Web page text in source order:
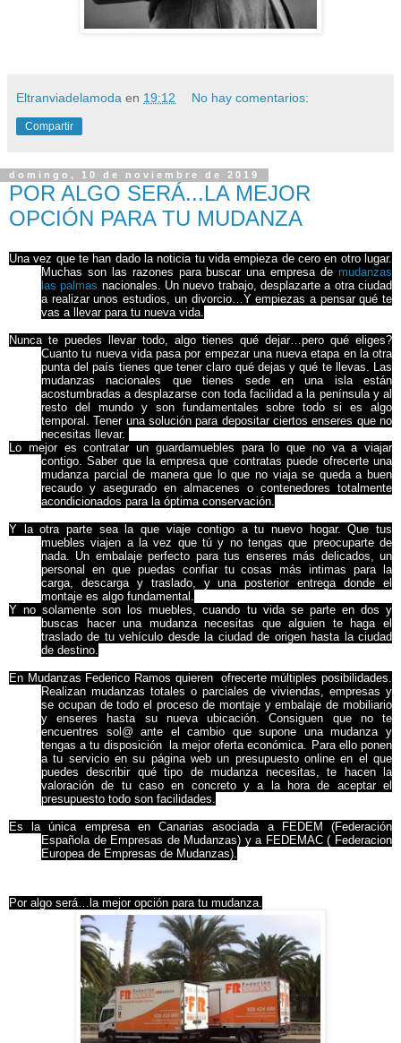
Eltranviadelamoda en 19:12 No hay comentarios:
Compartir
domingo, 10 de noviembre de 2019
POR ALGO SERÁ...LA MEJOR
OPCIÓN PARA TU MUDANZA
Una vez que te han dado la noticia tu vida empieza de cero en otro lugar.
Muchas son las razones para buscar una empresa de mudanzas
las palmas nacionales. Un nuevo trabajo, desplazarte a otra ciudad
a realizar unos estudios, un divorcio…Y empiezas a pensar qué te
vas a llevar para tu nueva vida.
Nunca te puedes llevar todo, algo tienes qué dejar…pero qué eliges?
Cuanto tu nueva vida pasa por empezar una nueva etapa en la otra
punta del país tienes que tener claro qué dejas y qué te llevas. Las
mudanzas nacionales que tienes sede en una isla están
acostumbradas a desplazarse con toda facilidad a la península y al
resto del mundo y son fundamentales sobre todo si es algo
temporal. Tener una solución para depositar ciertos enseres que no
necesitas llevar.
Lo mejor es contratar un guardamuebles para lo que no va a viajar
contigo. Saber que la empresa que contratas puede ofrecerte una
mudanza parcial de manera que lo que no viaja se queda a buen
recaudo y asegurado en almacenes o contenedores totalmente
acondicionados para la óptima conservación.
Y la otra parte sea la que viaje contigo a tu nuevo hogar. Que tus
muebles viajen a la vez que tú y no tengas que preocuparte de
nada. Un embalaje perfecto para tus enseres más delicados, un
personal en que puedas confiar tu cosas más intimas para la
carga, descarga y traslado, y una posterior entrega donde el
montaje es algo fundamental.
Y no solamente son los muebles, cuando tu vida se parte en dos y
buscas hacer una mudanza necesitas que alguien te haga el
traslado de tu vehículo desde la ciudad de origen hasta la ciudad
de destino.
En Mudanzas Federico Ramos quieren ofrecerte múltiples posibilidades.
Realizan mudanzas totales o parciales de viviendas, empresas y
se ocupan de todo el proceso de montaje y embalaje de mobiliario
y enseres hasta su nueva ubicación. Consiguen que no te
encuentres sol@ ante el cambio que supone una mudanza y
tengas a tu disposición la mejor oferta económica. Para ello ponen
a tu servicio en su página web un presupuesto online en el que
puedes describir qué tipo de mudanza necesitas, te hacen la
valoración de tu caso en concreto y a la hora de aceptar el
presupuesto todo son facilidades.
Es la única empresa en Canarias asociada a FEDEM (Federación
Española de Empresas de Mudanzas) y a FEDEMAC ( Federacion
Europea de Empresas de Mudanzas).
Por algo será…la mejor opción para tu mudanza.